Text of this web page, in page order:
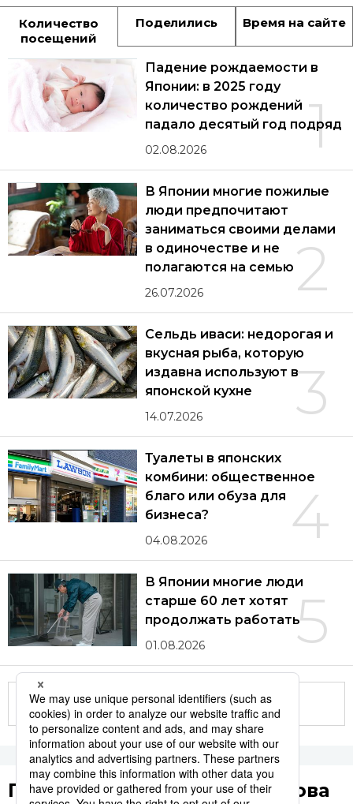
Количество
посещений
Поделились Время на сайте
1
Падение рождаемости в
Японии: в 2025 году
количество рождений
падало десятый год подряд
02.08.2026
2
В Японии многие пожилые
люди предпочитают
заниматься своими делами
в одиночестве и не
полагаются на семью
26.07.2026
3
Сельдь иваси: недорогая и
вкусная рыба, которую
издавна используют в
японской кухне
14.07.2026
4
Туалеты в японских
комбини: общественное
благо или обуза для
бизнеса?
04.08.2026
5
В Японии многие люди
старше 60 лет хотят
продолжать работать
01.08.2026
Другие статьи по теме
Популярные поисковые слова